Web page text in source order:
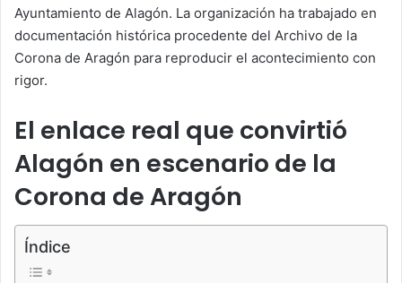
Ayuntamiento de Alagón. La organización ha trabajado en
documentación histórica procedente del Archivo de la
Corona de Aragón para reproducir el acontecimiento con
rigor.
El enlace real que convirtió
Alagón en escenario de la
Corona de Aragón
Índice